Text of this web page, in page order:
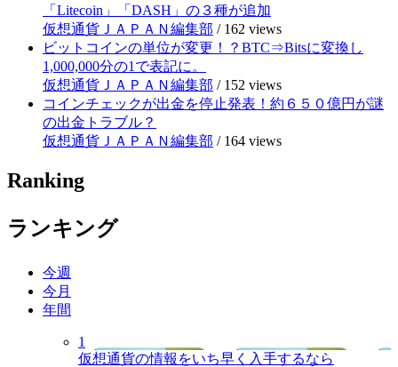
「Litecoin」「DASH」の３種が追加
仮想通貨ＪＡＰＡＮ編集部 / 162 views
ビットコインの単位が変更！？BTC⇒Bitsに変換し
1,000,000分の1で表記に。
仮想通貨ＪＡＰＡＮ編集部 / 152 views
コインチェックが出金を停止発表！約６５０億円が謎
の出金トラブル？
仮想通貨ＪＡＰＡＮ編集部 / 164 views
Ranking
ランキング
今週
今月
年間
1
仮想通貨の情報をいち早く入手するなら